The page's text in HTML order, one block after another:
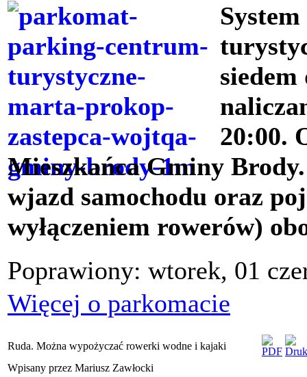
20:00.
Mieszkańca Gminy
wjazd samochodu oraz
wyłączeniem rowerów)
Poprawiony: wtorek, 01
Więcej o parkomacie
Ruda. Można wypożyczać rowerki wodne i kajaki
Wpisany przez Mariusz Zawłocki